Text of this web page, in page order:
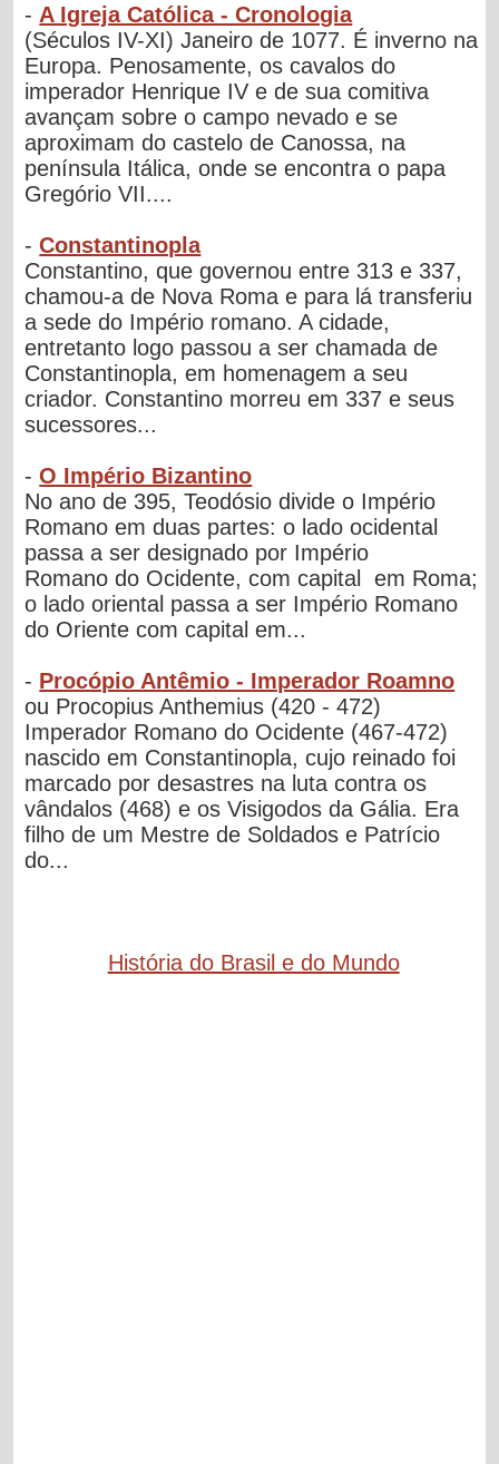
- A Igreja Católica - Cronologia
(Séculos IV-XI) Janeiro de 1077. É inverno na
Europa. Penosamente, os cavalos do
imperador Henrique IV e de sua comitiva
avançam sobre o campo nevado e se
aproximam do castelo de Canossa, na
península Itálica, onde se encontra o papa
Gregório VII....
-Constantinopla
Constantino, que governou entre 313 e 337,
chamou-a de Nova Roma e para lá transferiu
a sede do Império romano. A cidade,
entretanto logo passou a ser chamada de
Constantinopla, em homenagem a seu
criador. Constantino morreu em 337 e seus
sucessores...
-O Império Bizantino
No ano de 395, Teodósio divide o Império
Romano em duas partes: o lado ocidental
passa a ser designado por Império
Romano do Ocidente, com capital em Roma;
o lado oriental passa a ser Império Romano
do Oriente com capital em...
- Procópio Antêmio - Imperador Roamno
ou Procopius Anthemius (420 - 472)
Imperador Romano do Ocidente (467-472)
nascido em Constantinopla, cujo reinado foi
marcado por desastres na luta contra os
vândalos (468) e os Visigodos da Gália. Era
filho de um Mestre de Soldados e Patrício
do...
História do Brasil e do Mundo